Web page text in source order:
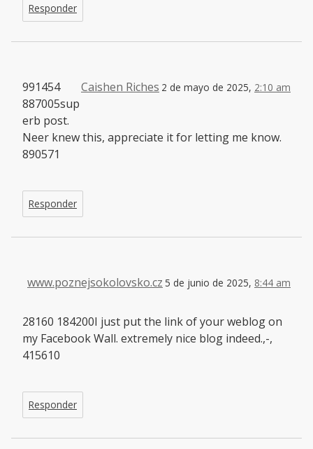
Responder
Caishen Riches 2 de mayo de 2025, 2:10 am
991454
887005sup
erb post.
Neer knew this, appreciate it for letting me know.
890571
Responder
www.poznejsokolovsko.cz 5 de junio de 2025, 8:44 am
28160 184200I just put the link of your weblog on
my Facebook Wall. extremely nice blog indeed.,-,
415610
Responder